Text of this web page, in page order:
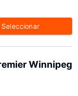
Seleccionar
Winnipeg